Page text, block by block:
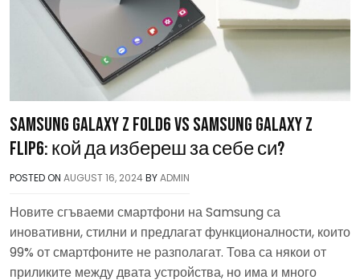
Samsung Galaxy Z Fold6 vs Samsung Galaxy Z
Flip6: кой да избереш за себе си?
POSTED ON AUGUST 16, 2024BYADMIN
Новите сгъваеми смартфони на Samsung са
иновативни, стилни и предлагат функционалности, които
99% от смартфоните не разполагат. Това са някои от
приликите между двата устройства, но има и много